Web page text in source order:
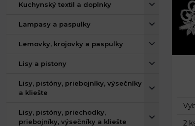
Kuchynský textil a doplnky
Lampasy a paspulky
Lemovky, krojovky a paspulky
Lisy a pistony
Lisy, pistóny, priebojníky, výsečníky
a kliešte
Lisy, pistóny, priechodky,
priebojníky, výsečníky a kliešte